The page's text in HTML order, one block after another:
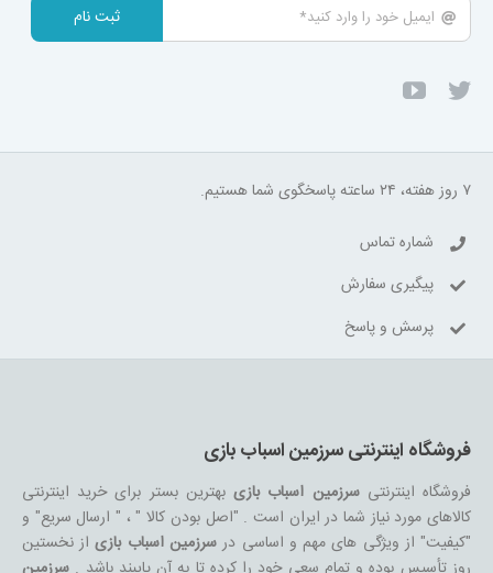
ثبت نام
۷ روز هفته، ۲۴ ساعته پاسخگوی شما هستیم.
شماره تماس
پیگیری سفارش
پرسش و پاسخ
فروشگاه اینترنتی سرزمین اسباب بازی
فروشگاه اینترنتیسرزمین اسباب بازیبهترین بستر برای خرید اینترنتی
کالاهای مورد نیاز شما در ایران است . "اصل بودن کالا " ، " ارسال سریع" و
"کیفیت" از ویژگی های مهم و اساسی درسرزمین اسباب بازیاز نخستین